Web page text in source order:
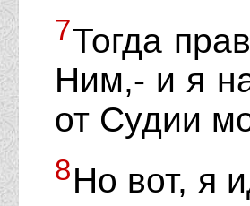
7Тогда
Ним,- и я
от Судии
8Но вот, я